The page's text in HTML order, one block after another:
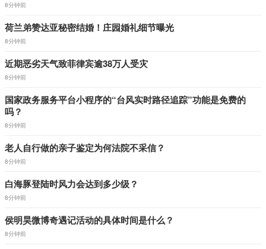
8分钟前
荷兰弟赞达亚秘密结婚！庄园婚礼细节曝光
8分钟前
近期恶劣天气致菲律宾逾38万人受灾
8分钟前
国家政务服务平台小程序的“台风实时路径追踪”功能是免费的
吗？
8分钟前
老人自行做的亲子鉴定为何法院不采信？
8分钟前
白海豚登陆时风力会达到多少级？
8分钟前
侯明昊微博奇遇记活动的具体时间是什么？
8分钟前